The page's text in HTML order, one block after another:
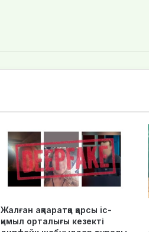
Жалған ақпаратқа қарсы іс-
қимыл орталығы кезекті